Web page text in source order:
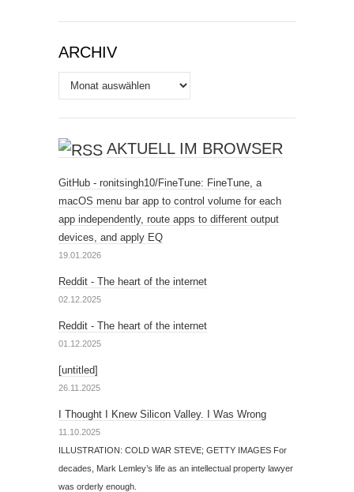
ARCHIV
Archiv
AKTUELL IM BROWSER
GitHub - ronitsingh10/FineTune: FineTune, a
macOS menu bar app to control volume for each
app independently, route apps to different output
devices, and apply EQ
19.01.2026
Reddit - The heart of the internet
02.12.2025
Reddit - The heart of the internet
01.12.2025
[untitled]
26.11.2025
I Thought I Knew Silicon Valley. I Was Wrong
11.10.2025
ILLUSTRATION: COLD WAR STEVE; GETTY IMAGES For
decades, Mark Lemley’s life as an intellectual property lawyer
was orderly enough.